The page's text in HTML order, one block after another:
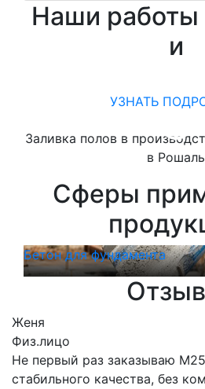
Наши работы
и
УЗНАТЬ
Заливка полов в
в Рошаль
Сферы
Бетон для фундамента
Женя
Физ.лицо
Не первый раз заказываю
стабильного качества, без